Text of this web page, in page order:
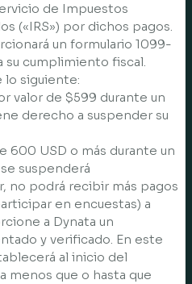
de Impuestos
(«IRS») por dichos pagos.
un formulario 1099-
su cumplimiento fiscal.
lo siguiente:
valor de $599 durante un
derecho a suspender su
600 USD o más durante un
suspenderá
no podrá recibir más pagos
en encuestas) a
a Dynata un
y verificado. En este
al inicio del
menos que o hasta que